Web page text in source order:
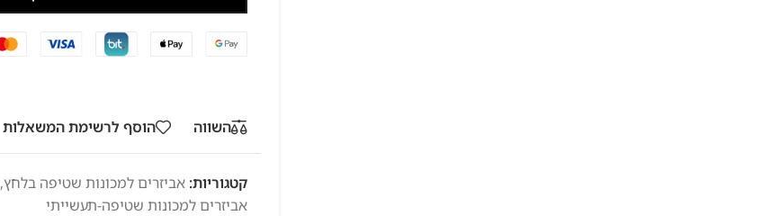
השווה הוסף לרשימת המשאלות
קטגוריות: אביזרים למכונות שטיפה בלחץ,
אביזרים למכונות שטיפה-תעשייתי